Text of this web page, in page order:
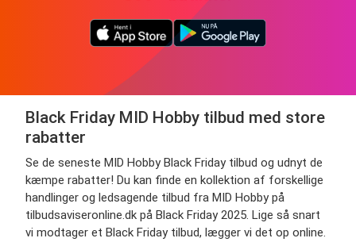
Black Friday MID Hobby tilbud med store
rabatter
Se de seneste MID Hobby Black Friday tilbud og udnyt de
kæmpe rabatter! Du kan finde en kollektion af forskellige
handlinger og ledsagende tilbud fra MID Hobby på
tilbudsaviseronline.dk på Black Friday 2025. Lige så snart
vi modtager et Black Friday tilbud, lægger vi det op online.